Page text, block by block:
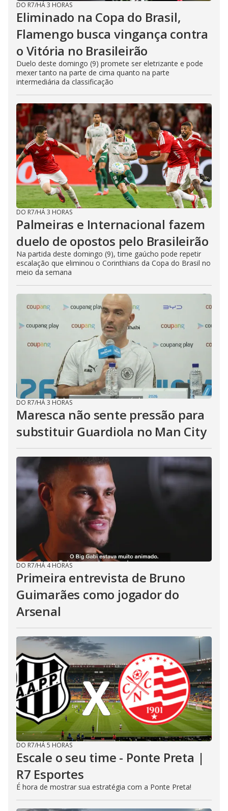
DO R7/HÁ 3 HORAS
Eliminado na Copa do Brasil,
Flamengo busca vingança contra
o Vitória no Brasileirão
Duelo deste domingo (9) promete ser eletrizante e pode
mexer tanto na parte de cima quanto na parte
intermediária da classificação
DO R7/HÁ 3 HORAS
Palmeiras e Internacional fazem
duelo de opostos pelo Brasileirão
Na partida deste domingo (9), time gaúcho pode repetir
escalação que eliminou o Corinthians da Copa do Brasil no
meio da semana
DO R7/HÁ 3 HORAS
Maresca não sente pressão para
substituir Guardiola no Man City
DO R7/HÁ 4 HORAS
Primeira entrevista de Bruno
Guimarães como jogador do
Arsenal
DO R7/HÁ 5 HORAS
Escale o seu time - Ponte Preta |
R7 Esportes
É hora de mostrar sua estratégia com a Ponte Preta!